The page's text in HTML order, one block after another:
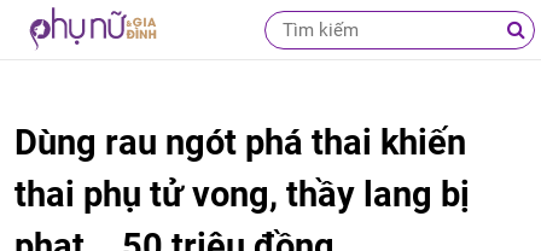
Dùng rau ngót phá thai khiến
thai phụ tử vong, thầy lang bị